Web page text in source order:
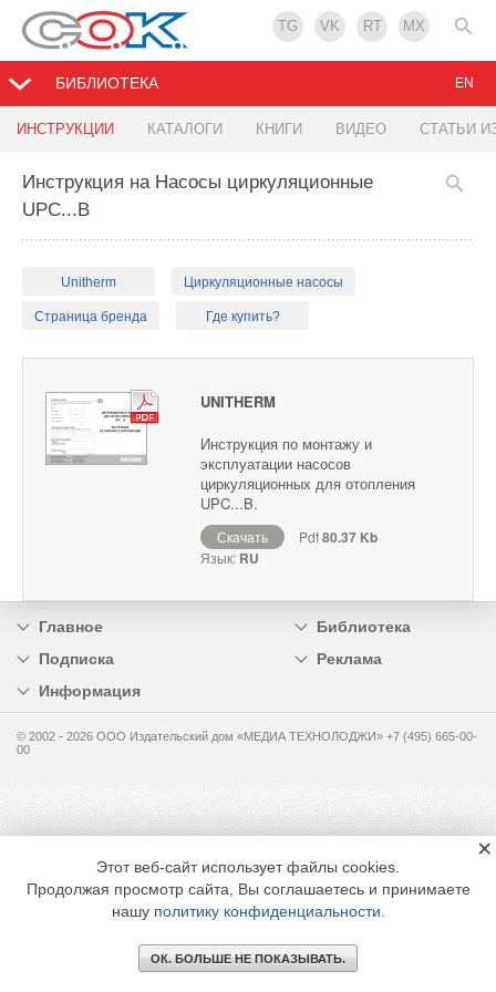
TG VK RT MX
БИБЛИОТЕКА
ИНСТРУКЦИИ КАТАЛОГИ КНИГИ ВИДЕО СТАТЬИ
EN
Инструкция на Насосы циркуляционные
UPC...В
Unitherm Циркуляционные насосы
Страница бренда Где купить?
UNITHERM
Инструкция по монтажу и
эксплуатации насосов
циркуляционных для отопления
UPC...B.
Скачать Pdf80.37 Kb
Язык: RU
Главное
Библиотека
Подписка
Реклама
Информация
© 2002 - 2026 OOO Издательский дом «МЕДИА ТЕХНОЛОДЖИ» +7 (495) 665-00-
00
Этот веб-сайт использует файлы cookies.
Продолжая просмотр сайта, Вы соглашаетесь и принимаете
нашу политику конфиденциальности
ОК. БОЛЬШЕ НЕ ПОКАЗЫВАТЬ.
×